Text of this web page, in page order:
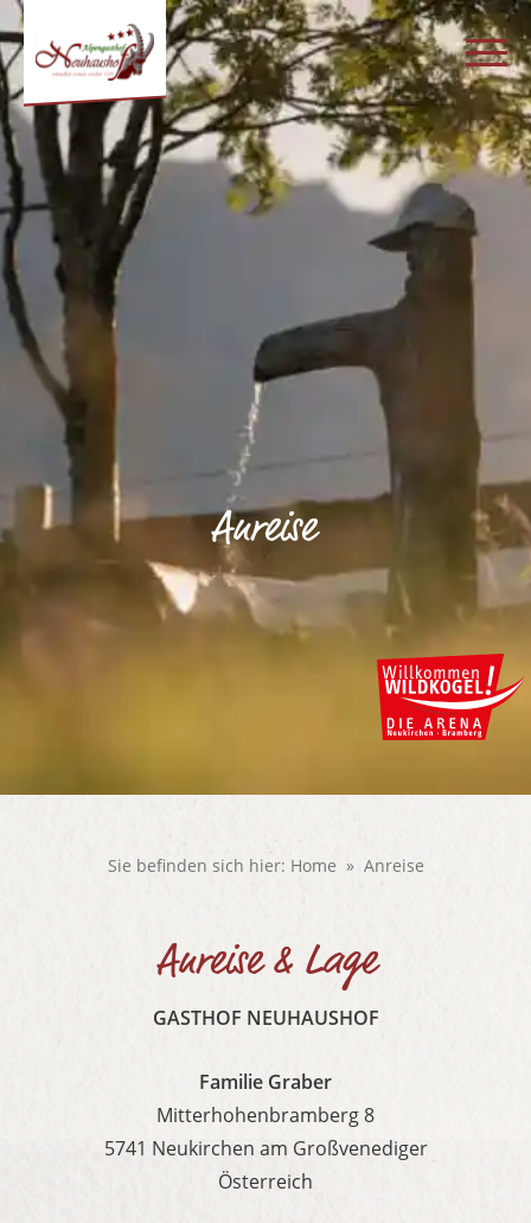
Anreise
Sie befinden sich hier: Home Anreise
Anreise & Lage
GASTHOF NEUHAUSHOF
Familie Graber
Mitterhohenbramberg 8
5741 Neukirchen am Großvenediger
Österreich